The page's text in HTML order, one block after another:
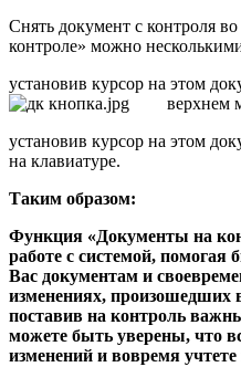
Снять документ с контроля
контроле» можно
установив курсор на этом
верхнем
установив курсор на этом
на клавиатуре.
Таким образом:
Функция «Документы на
работе с системой,
Вас документам и
изменениях, произошедших
поставив на контроль
можете быть уверены, что
изменений и вовремя учтете